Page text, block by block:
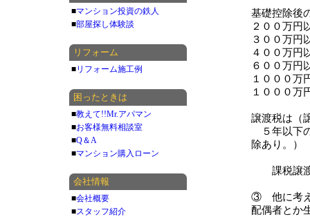
基礎控除後
２００万
３００万
４００万
６００万
１０００
１０００
譲渡税は（
５年以下
除あり。）
課税譲渡
③ 他に考え
配偶者とか
■マンション投資の鉄人
■部屋探し体験談
リフォーム
■リフォーム施工例
困ったときは
■教えて!!Mr.アパマン
■お客様無料相談室
■Q＆A
■マンション購入ローン
会社情報
■会社概要
■スタッフ紹介